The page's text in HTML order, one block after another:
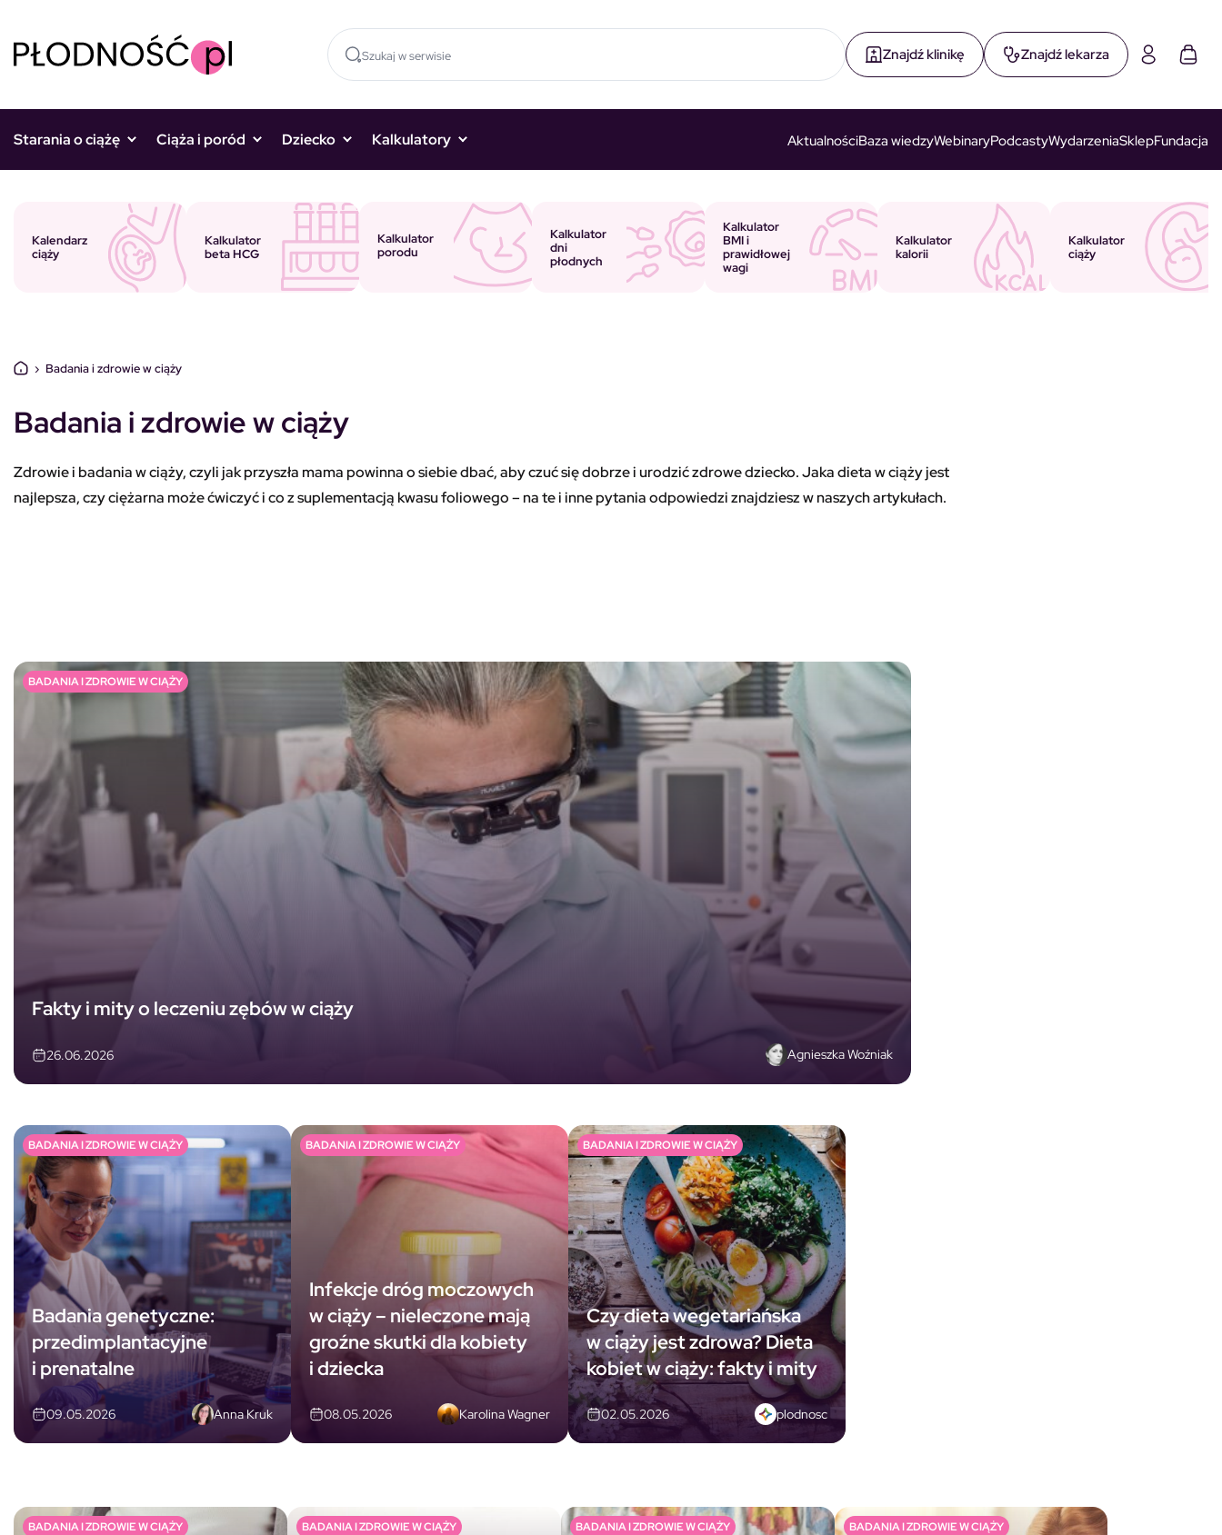
Znajdź klinikę Znajdź lekarza
Starania o ciążę Ciąża i poród Dziecko Kalkulatory AktualnościBaza wiedzyWebinaryPodcastyWydarzeniaSklepFundacja
Kalendarz
ciąży
Kalkulator
beta HCG
Kalkulator
porodu
Kalkulator
dni
płodnych
Kalkulator
BMI i
prawidłowej
wagi
Kalkulator
kalorii
Kalkulator
ciąży
› Badania i zdrowie w ciąży
Badania i zdrowie w ciąży
Zdrowie i badania w ciąży, czyli jak przyszła mama powinna o siebie dbać, aby czuć się dobrze i urodzić zdrowe dziecko. Jaka dieta w ciąży jest
najlepsza, czy ciężarna może ćwiczyć i co z suplementacją kwasu foliowego – na te i inne pytania odpowiedzi znajdziesz w naszych artykułach.
Fakty i mity o leczeniu zębów w ciąży
26.06.2026 Agnieszka Woźniak
BADANIA I ZDROWIE W CIĄŻY
Badania genetyczne:
przedimplantacyjne
i prenatalne
09.05.2026 Anna Kruk
BADANIA I ZDROWIE W CIĄŻY
Infekcje dróg moczowych
w ciąży – nieleczone mają
groźne skutki dla kobiety
i dziecka
08.05.2026 Karolina Wagner
BADANIA I ZDROWIE W CIĄŻY
Czy dieta wegetariańska
w ciąży jest zdrowa? Dieta
kobiet w ciąży: fakty i mity
02.05.2026 plodnosc
BADANIA I ZDROWIE W CIĄŻY
BADANIA I ZDROWIE W CIĄŻY BADANIA I ZDROWIE W CIĄŻY BADANIA I ZDROWIE W CIĄŻY BADANIA I ZDROWIE W CIĄŻY